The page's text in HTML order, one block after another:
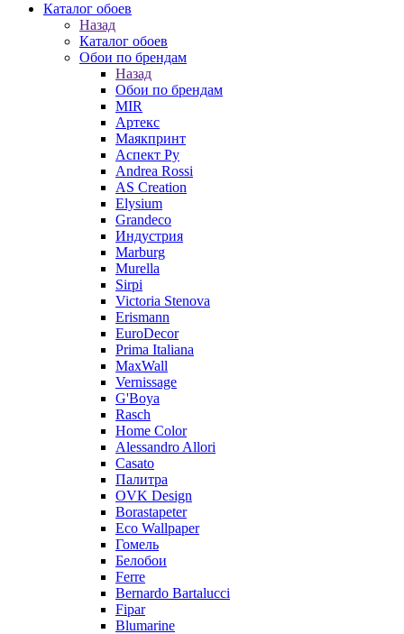
Каталог обоев
Назад
Каталог обоев
Обои по брендам
Назад
Обои по брендам
MIR
Артекс
Маякпринт
Аспект Ру
Andrea Rossi
AS Creation
Elysium
Grandeco
Индустрия
Marburg
Murella
Sirpi
Victoria Stenova
Erismann
EuroDecor
Prima Italiana
MaxWall
Vernissage
G'Boya
Rasch
Home Color
Alessandro Allori
Casato
Палитра
OVK Design
Borastapeter
Eco Wallpaper
Гомель
Белобои
Ferre
Bernardo Bartalucci
Fipar
Blumarine